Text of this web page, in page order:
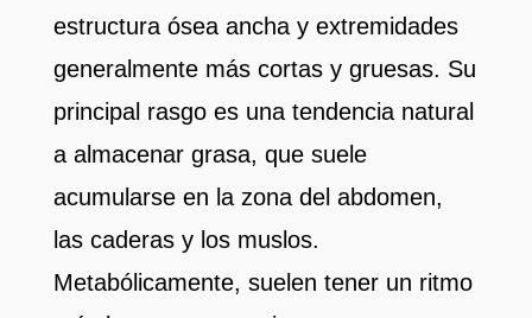
estructura ósea ancha y extremidades
generalmente más cortas y gruesas. Su
principal rasgo es una tendencia natural
a almacenar grasa, que suele
acumularse en la zona del abdomen,
las caderas y los muslos.
Metabólicamente, suelen tener un ritmo